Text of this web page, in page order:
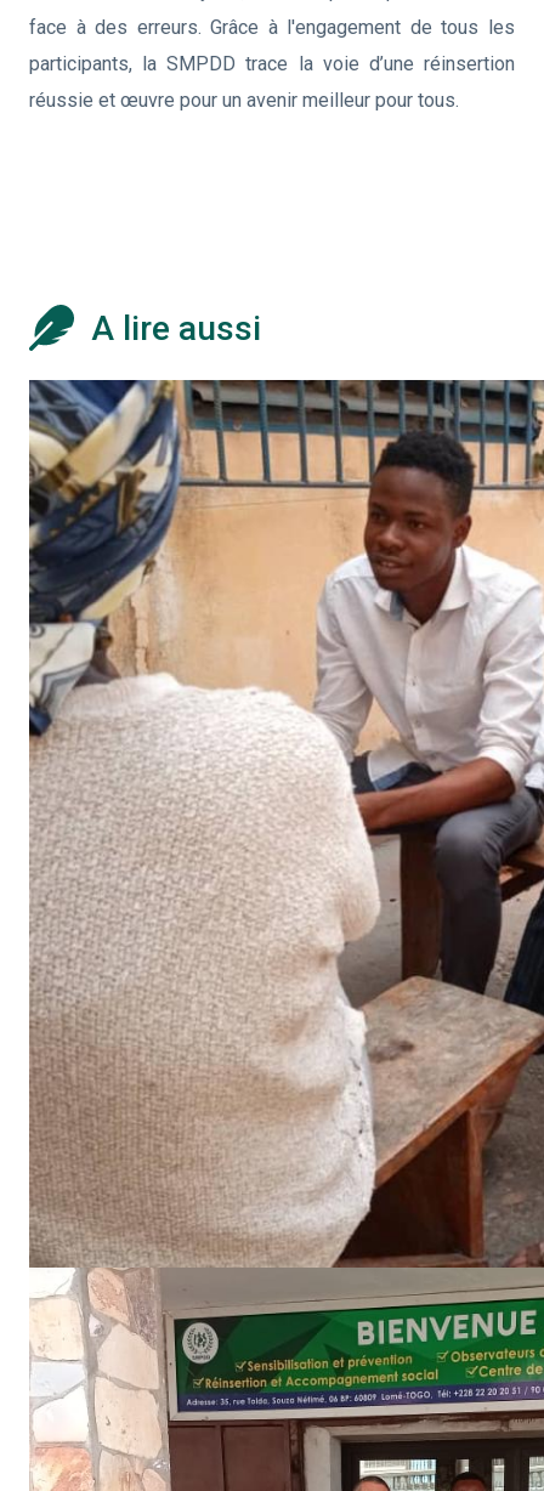
face à des erreurs. Grâce à l'engagement de tous les
participants, la SMPDD trace la voie d’une réinsertion
réussie et œuvre pour un avenir meilleur pour tous.
A lire aussi